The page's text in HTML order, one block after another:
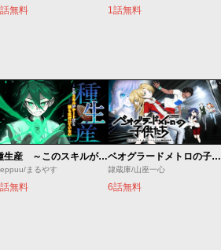
無料 1話無料
種生産 ～このスキルがチートだとまだ誰も気付いていない～
まるやす
無料
ベオグラードメトロの子供たち
隷蔵庫/山座一心
6話無料